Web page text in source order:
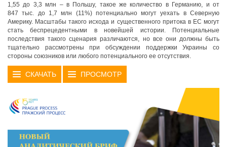
1,55 до 3,3 млн – в Польшу, такое же количество в Германию, и от
847 тыс. до 1,7 млн (11%) потенциально могут уехать в Северную
Америку. Масштабы такого исхода и существенного притока в ЕС могут
стать беспрецедентными в новейшей истории. Потенциальные
последствия такого сценария различаются, но все они должны быть
тщательно рассмотрены при обсуждении поддержки Украины со
стороны союзников или любого потенциального ее отсутствия.
СКАЧАТЬ ПРОСМОТР